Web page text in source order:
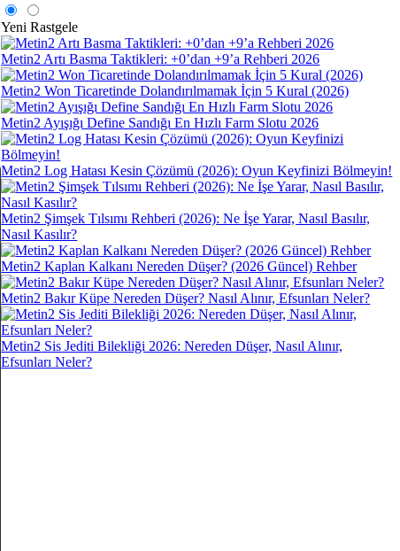
Yeni Rastgele
Metin2 Artı Basma Taktikleri: +0’dan +9’a Rehberi 2026
Metin2 Won Ticaretinde Dolandırılmamak İçin 5 Kural (2026)
Metin2 Ayışığı Define Sandığı En Hızlı Farm Slotu 2026
Metin2 Log Hatası Kesin Çözümü (2026): Oyun Keyfinizi Bölmeyin!
Metin2 Şimşek Tılsımı Rehberi (2026): Ne İşe Yarar, Nasıl Basılır,
Nasıl Kasılır?
Metin2 Kaplan Kalkanı Nereden Düşer? (2026 Güncel) Rehber
Metin2 Bakır Küpe Nereden Düşer? Nasıl Alınır, Efsunları Neler?
Metin2 Sis Jediti Bilekliği 2026: Nereden Düşer, Nasıl Alınır,
Efsunları Neler?